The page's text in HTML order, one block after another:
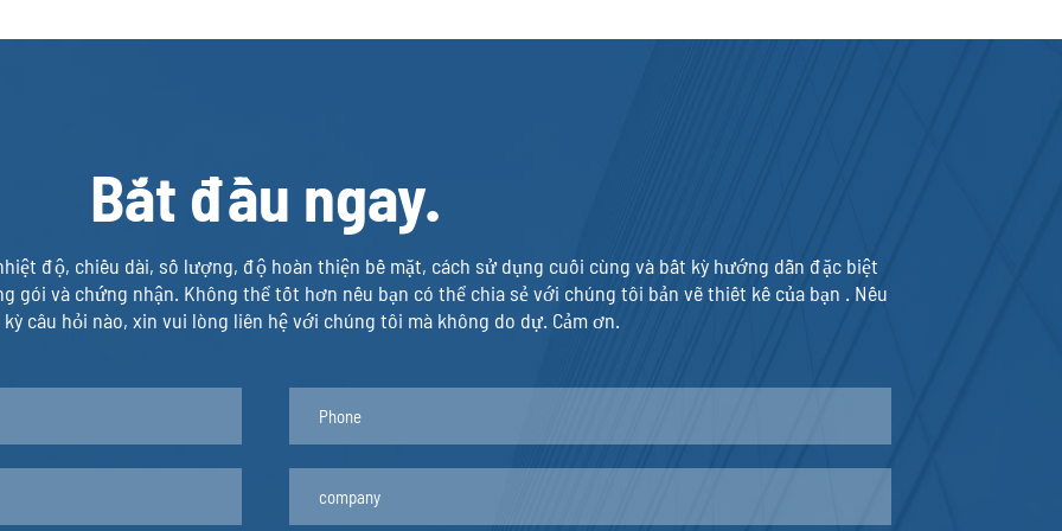
1.6
0.314
2.8
0.637
3.18
0.764
3
0.729
3.2
0.802
2.39
0.683
3.18
1.253
Bắt đầu ngay.
độ, chiều dài, số lượng, độ hoàn thiện bề mặt, cách sử dụng cuối cùng và bất kỳ hướng dẫn đặc biệt
gói và chứng nhận. Không thể tốt hơn nếu bạn có thể chia sẻ với chúng tôi bản vẽ thiết kế của bạn . Nếu
câu hỏi nào, xin vui lòng liên hệ với chúng tôi mà không do dự. Cảm ơn.